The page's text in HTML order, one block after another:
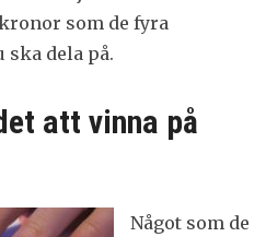
som de fyra
dela på.
att vinna på
Något som de